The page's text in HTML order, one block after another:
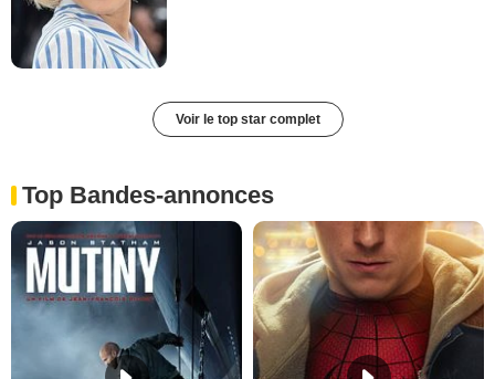
Voir le top star complet
Top Bandes-annonces